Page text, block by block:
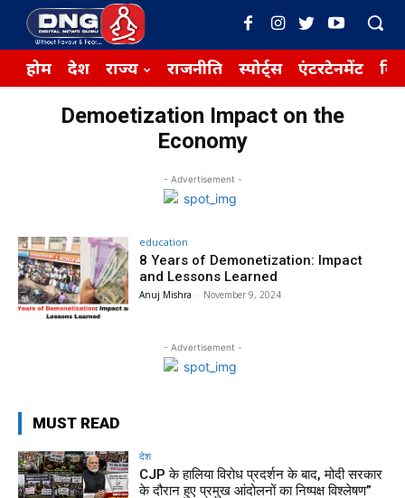
होम देश राज्य राजनीति स्पोर्ट्स एंटरटेनमेंट
Demoetization Impact on the
Economy
- Advertisement -
education
8 Years of Demonetization: Impact
and Lessons Learned
Anuj Mishra - November 9, 2024
- Advertisement -
MUST READ
देश
CJP के हालिया विरोध प्रदर्शन के बाद, मोदी सरकार
के दौरान हुए प्रमुख आंदोलनों का निष्पक्ष विश्लेषण”